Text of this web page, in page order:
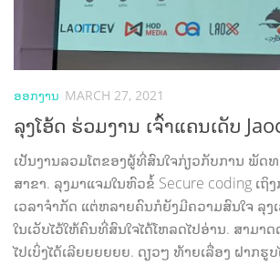
ອອກງານ MARCH 27, 2021
ລຸງໂອ້ດ ຮ່ວມງານ ເຈົ້າແຄນເດັບ
ເປັນງານລວມໂຕຂອງຜູ້ທີ່ສົນໃຈກ່ຽວກັບການ ພັດ
ສາຂາ. ລຸງມາແຈມໃນຫົວຂໍ້ Secure coding ເຖິ
ເວລາຈຳກັດ ແຕ່ຫລາຍຄົນກໍຍັງມີຄວາມສົນໃຈ ລຸງ
ໃນເວັບໄວ້ໃຫ້ຄົນທີ່ສົນໃຈໄດ້ໂຫລດໄປອ່ານ. ສາມາ
ໄປເບິ່ງໄດ້ເລີຍຍຍຍຍຍ. ດຽວໆ ທ້າຍເລື່ອງ ຝາກຮູ